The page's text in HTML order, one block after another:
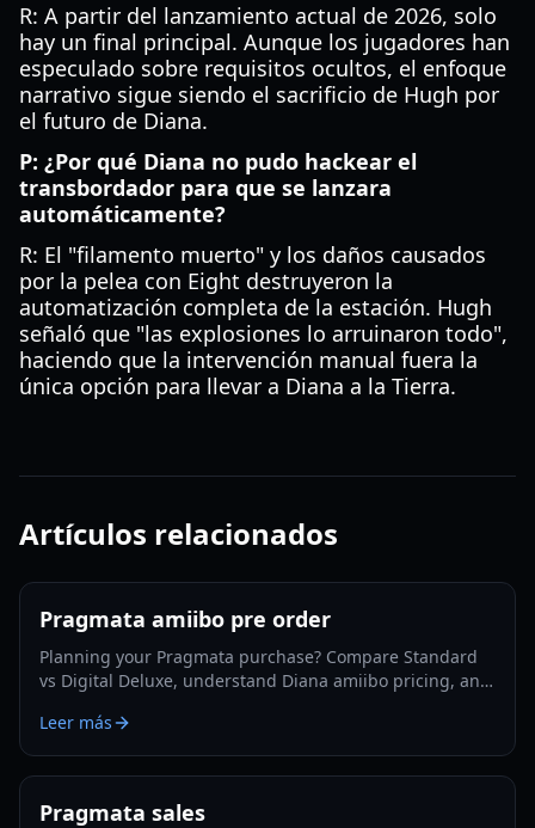
R: A partir del lanzamiento actual de 2026, solo
hay un final principal. Aunque los jugadores han
especulado sobre requisitos ocultos, el enfoque
narrativo sigue siendo el sacrificio de Hugh por
el futuro de Diana.
P: ¿Por qué Diana no pudo hackear el
transbordador para que se lanzara
automáticamente?
R: El "filamento muerto" y los daños causados
por la pelea con Eight destruyeron la
automatización completa de la estación. Hugh
señaló que "las explosiones lo arruinaron todo",
haciendo que la intervención manual fuera la
única opción para llevar a Diana a la Tierra.
Artículos relacionados
Pragmata amiibo pre order
Planning your Pragmata purchase? Compare Standard
vs Digital Deluxe, understand Diana amiibo pricing, and
Leer más
Pragmata sales